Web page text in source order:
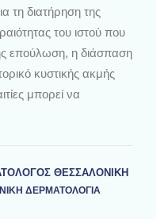
τη διατήρηση της
του ιστού που
επούλωση, η διάσπαση
κυστικής ακμής
μπορεί να
ΘΕΣΣΑΛΟΝΊΚΗ
ΔΕΡΜΑΤΟΛΟΓΙΑ